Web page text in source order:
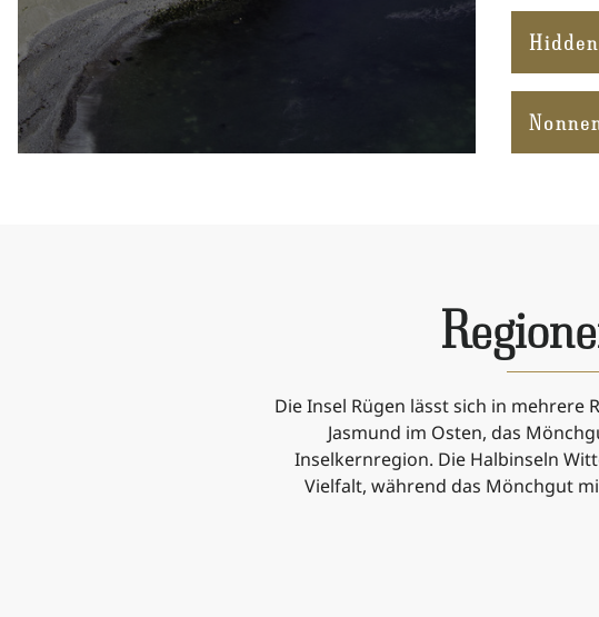
Die Insel Rügen lässt sich in mehrere
Jasmund im Osten, das
Inselkernregion. Die Halbinseln
Vielfalt, während das Mönchgut